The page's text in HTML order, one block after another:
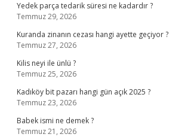
Yedek parça tedarik süresi ne kadardır ?
Temmuz 29, 2026
Kuranda zinanın cezası hangi ayette geçiyor ?
Temmuz 27, 2026
Kilis neyi ile ünlü ?
Temmuz 25, 2026
Kadıköy bit pazarı hangi gün açık 2025 ?
Temmuz 23, 2026
Babek ismi ne demek ?
Temmuz 21, 2026